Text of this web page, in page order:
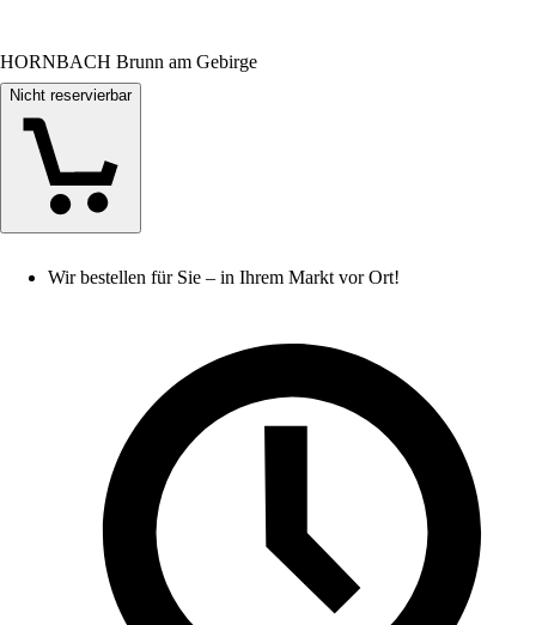
HORNBACH Brunn am Gebirge
Nicht reservierbar
Wir bestellen für Sie – in Ihrem Markt vor Ort!